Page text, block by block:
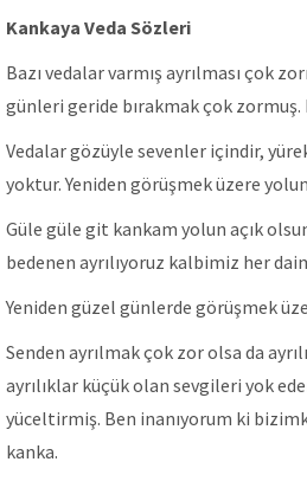
Kankaya Veda Sözleri
Bazı vedalar varmış ayrılması çok
günleri geride bırakmak çok zormuş.
Vedalar gözüyle sevenler içindir,
yoktur. Yeniden görüşmek üzere
Güle güle git kankam yolun açık
bedenen ayrılıyoruz kalbimiz her
Yeniden güzel günlerde görüşmek
Senden ayrılmak çok zor olsa da
ayrılıklar küçük olan sevgileri yok
yüceltirmiş. Ben inanıyorum ki
kanka.